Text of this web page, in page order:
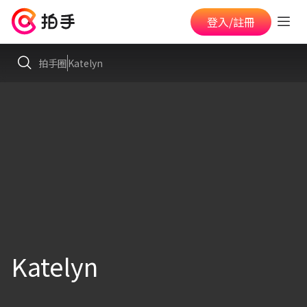
登入/註冊
拍手圈Katelyn
Katelyn